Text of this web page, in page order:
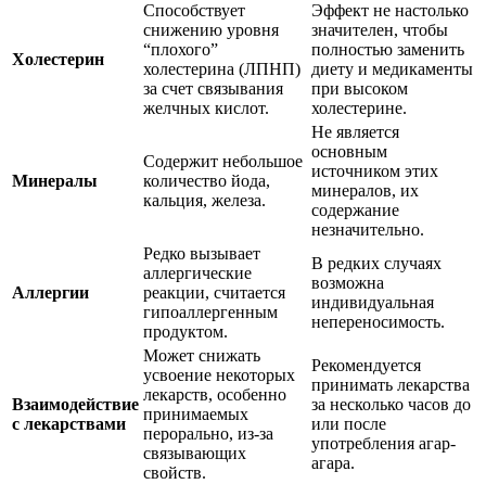
Холестерин
Способствует
снижению уровня
“плохого”
холестерина (ЛПНП)
за счет связывания
желчных кислот.
Эффект не настолько
значителен, чтобы
полностью заменить
диету и медикаменты
при высоком
холестерине.
Минералы
Содержит небольшое
количество йода,
кальция, железа.
Не является
основным
источником этих
минералов, их
содержание
незначительно.
Аллергии
Редко вызывает
аллергические
реакции, считается
гипоаллергенным
продуктом.
В редких случаях
возможна
индивидуальная
непереносимость.
Взаимодействие
с лекарствами
Может снижать
усвоение некоторых
лекарств, особенно
принимаемых
перорально, из-за
связывающих
свойств.
Рекомендуется
принимать лекарства
за несколько часов до
или после
употребления агар-
агара.